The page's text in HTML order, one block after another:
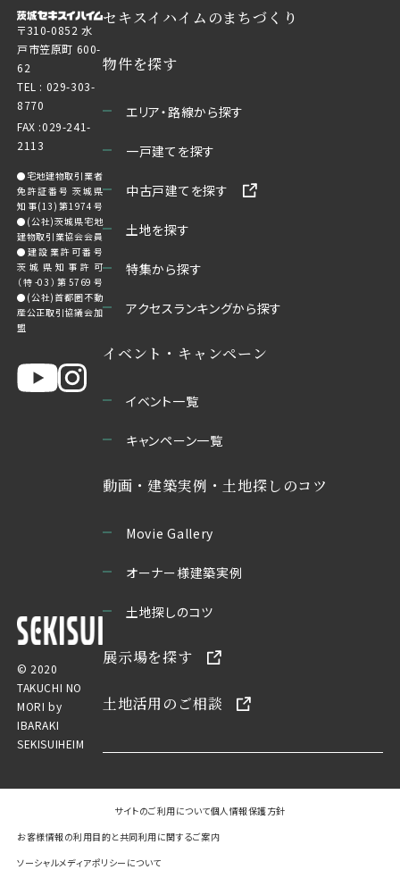
〒310-0852 水
戸市笠原町 600-
62
TEL : 029-303-
8770
FAX :029-241-
2113
●宅地建物取引業者
免許証番号 茨城県
知事(13)第1974号
●(公社)茨城県宅地
建物取引業協会会員
●建設業許可番号
茨城県知事許可
（特-03）第5769号
●(公社)首都圏不動
産公正取引協議会加
盟
© 2020
TAKUCHI NO
MORI by
IBARAKI
SEKISUIHEIM
セキスイハイムのまちづくり
物件を探す
エリア・路線から探す
一戸建てを探す
中古戸建てを探す
土地を探す
特集から探す
アクセスランキングから探す
イベント・キャンペーン
イベント一覧
キャンペーン一覧
動画・建築実例・土地探しのコツ
Movie Gallery
オーナー様建築実例
土地探しのコツ
展示場を探す
土地活用のご相談
サイトのご利用について個人情報保護方針
お客様情報の利用目的と共同利用に関するご案内
ソーシャルメディアポリシーについて